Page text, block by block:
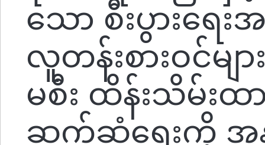
သော စီးပွားရေ
လူတန်းစားဝင်မ
မစီး ထိန်းသိမ်းထ
ဆက်ဆံရေးကို အ